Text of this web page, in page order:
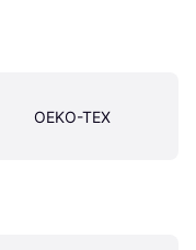
OEKO-TEX